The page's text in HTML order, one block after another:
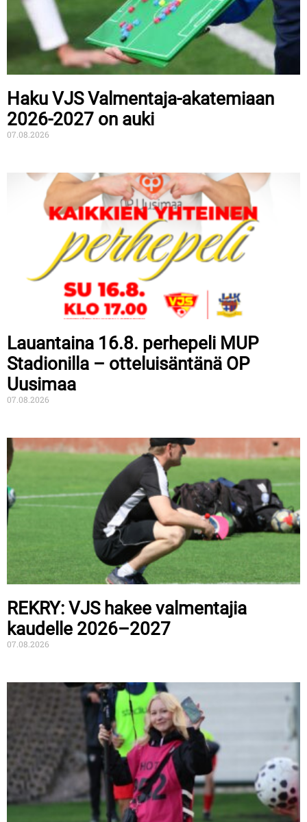
Haku VJS Valmentaja-akatemiaan
2026-2027 on auki
07.08.2026
Lauantaina 16.8. perhepeli MUP
Stadionilla – otteluisäntänä OP
Uusimaa
07.08.2026
REKRY: VJS hakee valmentajia
kaudelle 2026–2027
07.08.2026